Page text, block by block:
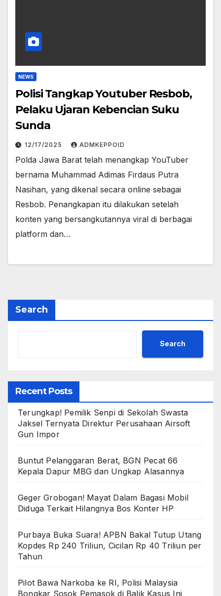
NEWS
Polisi Tangkap Youtuber Resbob,
Pelaku Ujaran Kebencian Suku
Sunda
12/17/2025 ADMKEPPOID
Polda Jawa Barat telah menangkap YouTuber
bernama Muhammad Adimas Firdaus Putra
Nasihan, yang dikenal secara online sebagai
Resbob. Penangkapan itu dilakukan setelah
konten yang bersangkutannya viral di berbagai
platform dan…
Search
Search
Recent Posts
Terungkap! Pemilik Senpi di Sekolah Swasta
Jaksel Ternyata Direktur Perusahaan Airsoft
Gun Impor
Buntut Pelanggaran Berat, BGN Pecat 66
Kepala Dapur MBG dan Ungkap Alasannya
Geger Grobogan! Mayat Dalam Bagasi Mobil
Diduga Terkait Hilangnya Bos Konter HP
Purbaya Buka Suara! APBN Bakal Tutup Utang
Kopdes Rp 240 Triliun, Cicilan Rp 40 Triliun per
Tahun
Pilot Bawa Narkoba ke RI, Polisi Malaysia
Bongkar Sosok Pemasok di Balik Kasus Ini